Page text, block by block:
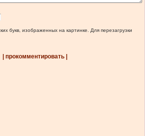
букв, изображенных на картинке. Для перезагрузки
| прокомментировать |